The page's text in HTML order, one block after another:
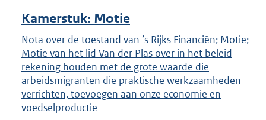
Kamerstuk: Motie
Nota over de toestand van ’s Rijks Financiën; Motie;
Motie van het lid Van der Plas over in het beleid
rekening houden met de grote waarde die
arbeidsmigranten die praktische werkzaamheden
verrichten, toevoegen aan onze economie en
voedselproductie